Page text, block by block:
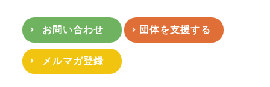
お問い合わせ 団体を支援する
メルマガ登録